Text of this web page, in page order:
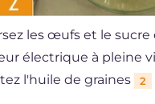
les œufs et le sucre
électrique à pleine
l'huile de graines
2